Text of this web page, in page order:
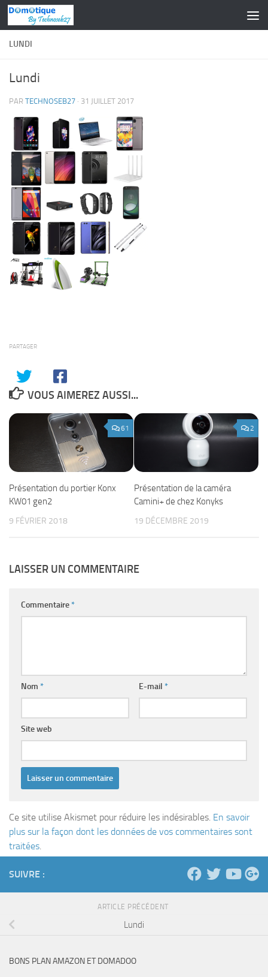
Skip to content
LUNDI
Lundi
PAR TECHNOSEB27 · 31 JUILLET 2017
PARTAGER
VOUS AIMEREZ AUSSI...
61
Présentation du portier Konx
KW01 gen2
9 FÉVRIER 2018
2
Présentation de la caméra
Camini+ de chez Konyks
19 DÉCEMBRE 2019
LAISSER UN COMMENTAIRE
Commentaire*
Nom * E-mail *
Site web
Ce site utilise Akismet pour réduire les indésirables. En savoir
plus sur la façon dont les données de vos commentaires sont
traitées.
SUIVRE :
ARTICLE PRÉCÉDENT
Lundi
BONS PLAN AMAZON ET DOMADOO